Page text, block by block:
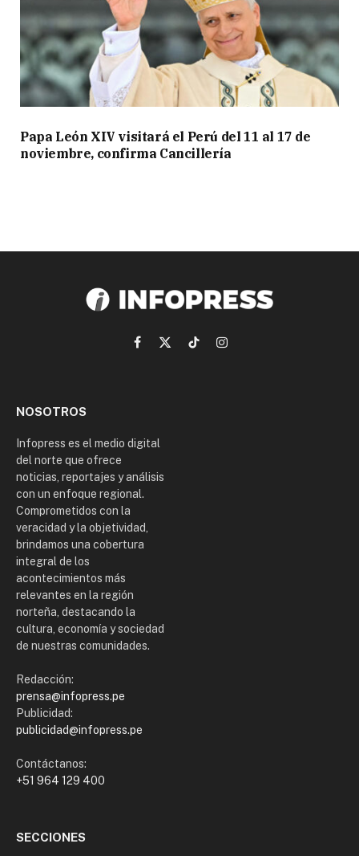
Papa León XIV visitará el Perú del 11 al 17 de
noviembre, confirma Cancillería
Facebook
X
TikTokInstagram
NOSOTROS
Infopress es el medio digital
del norte que ofrece
noticias, reportajes y análisis
con un enfoque regional.
Comprometidos con la
veracidad y la objetividad,
brindamos una cobertura
integral de los
acontecimientos más
relevantes en la región
norteña, destacando la
cultura, economía y sociedad
de nuestras comunidades.
Redacción:
prensa@infopress.pe
Publicidad:
publicidad@infopress.pe
Contáctanos:
+51 964 129 400
SECCIONES